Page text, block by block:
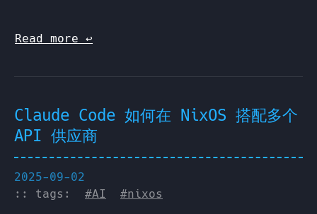
Read more ↩︎
Claude Code 如何在 NixOS 搭配多个
API 供应商
2025-09-02
:: tags: #AI #nixos